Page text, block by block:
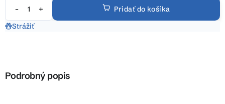
Pridať do košíka
Strážiť
Podrobný popis